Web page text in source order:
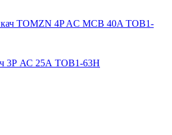
3Р АС 25А TOB1-63H